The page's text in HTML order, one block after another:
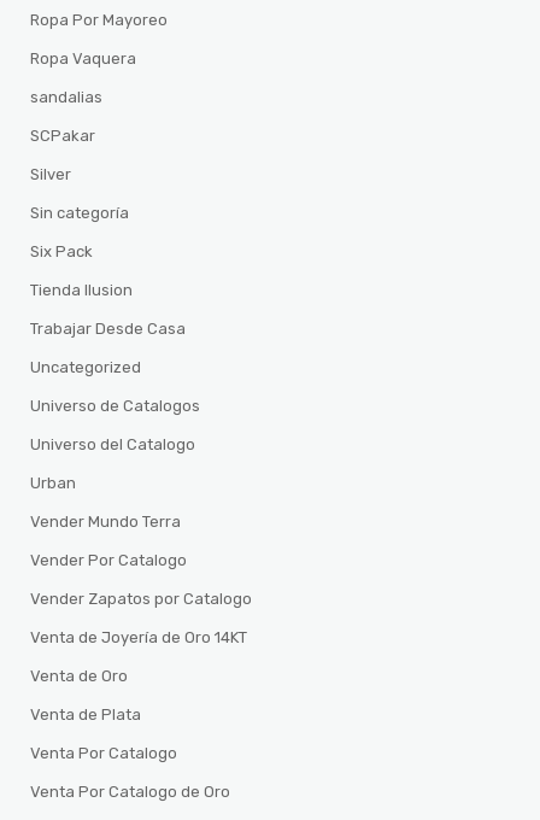
Ropa Por Mayoreo
Ropa Vaquera
sandalias
SCPakar
Silver
Sin categoría
Six Pack
Tienda Ilusion
Trabajar Desde Casa
Uncategorized
Universo de Catalogos
Universo del Catalogo
Urban
Vender Mundo Terra
Vender Por Catalogo
Vender Zapatos por Catalogo
Venta de Joyería de Oro 14KT
Venta de Oro
Venta de Plata
Venta Por Catalogo
Venta Por Catalogo de Oro